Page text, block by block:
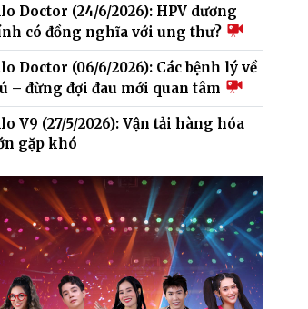
Doctor (24/6/2026): HPV dương
có đồng nghĩa với ung thư?
Doctor (06/6/2026): Các bệnh lý về
– đừng đợi đau mới quan tâm
V9 (27/5/2026): Vận tải hàng hóa
gặp khó